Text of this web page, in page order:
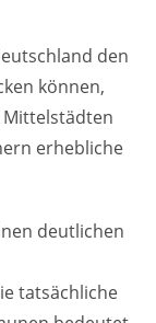
den
können,
erhebliche
deutlichen
tatsächliche